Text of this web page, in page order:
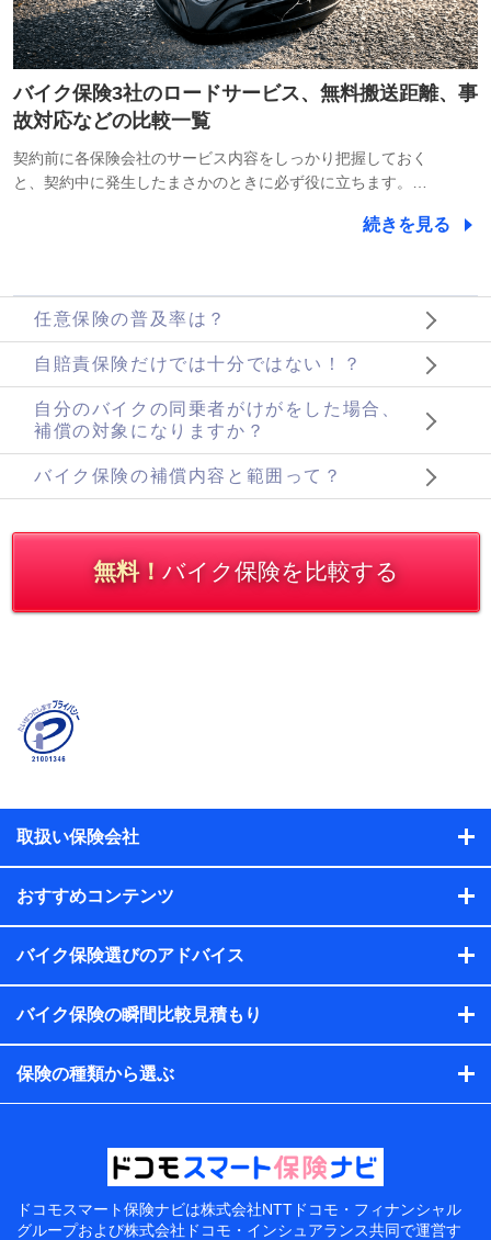
バイク保険3社のロードサービス、無料搬送距離、事
故対応などの比較一覧
契約前に各保険会社のサービス内容をしっかり把握しておく
と、契約中に発生したまさかのときに必ず役に立ちます。…
続きを見る
任意保険の普及率は？
自賠責保険だけでは十分ではない！？
自分のバイクの同乗者がけがをした場合、
補償の対象になりますか？
バイク保険の補償内容と範囲って？
無料！ バイク保険を比較する
取扱い保険会社
おすすめコンテンツ
バイク保険選びのアドバイス
バイク保険の瞬間比較見積もり
保険の種類から選ぶ
ドコモスマート保険ナビは株式会社NTTドコモ・フィナンシャル
グループおよび株式会社ドコモ・インシュアランス共同で運営す